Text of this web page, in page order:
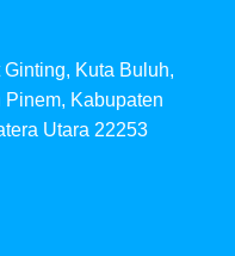
Kuta Buluh,
Pinem, Kabupaten
Utara 22253